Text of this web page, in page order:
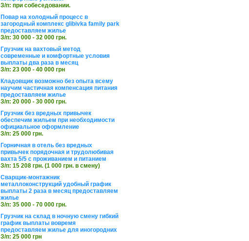
З/п: при собеседовании.
Повар на холодный процесс в
загородный комплекс glibivka family park
предоставляем жилье
З/п: 30 000 - 32 000 грн.
Грузчик на вахтовый метод
современные и комфортные условия
выплаты два раза в месяц
З/п: 23 000 - 40 000 грн
Кладовщик возможно без опыта всему
научим частичная компенсация питания
предоставляем жилье
З/п: 20 000 - 30 000 грн.
Грузчик без вредных привычек
обеспечим жильем при необходимости
официальное оформление
З/п: 25 000 грн.
Горничная в отель без вредных
привычек порядочная и трудолюбивая
вахта 5/5 с проживанием и питанием
З/п: 15 208 грн. (1 000 грн. в смену)
Сварщик-монтажник
металлоконструкций удобный график
выплаты 2 раза в месяц предоставляем
жилье
З/п: 35 000 - 70 000 грн.
Грузчик на склад в ночную смену гибкий
график выплаты вовремя
предоставляем жилье для иногородних
З/п: 25 000 грн